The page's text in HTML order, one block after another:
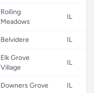
Rolling
Meadows
IL
Belvidere IL
Elk Grove
Village
IL
Downers Grove IL